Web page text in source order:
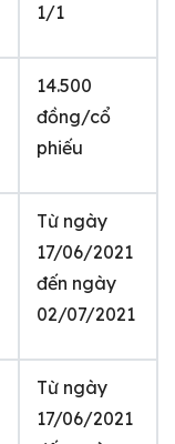
1/1
14.500
đồng/cổ
phiếu
Từ ngày
17/06/2021
đến ngày
02/07/2021
Từ ngày
17/06/2021